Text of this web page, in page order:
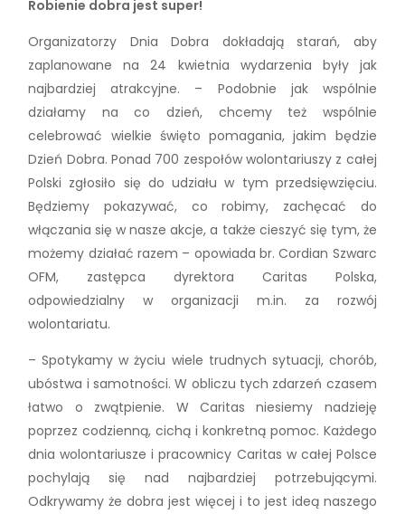
Robienie dobra jest super!
Organizatorzy Dnia Dobra dokładają starań, aby
zaplanowane na 24 kwietnia wydarzenia były jak
najbardziej atrakcyjne. – Podobnie jak wspólnie
działamy na co dzień, chcemy też wspólnie
celebrować wielkie święto pomagania, jakim będzie
Dzień Dobra. Ponad 700 zespołów wolontariuszy z całej
Polski zgłosiło się do udziału w tym przedsięwzięciu.
Będziemy pokazywać, co robimy, zachęcać do
włączania się w nasze akcje, a także cieszyć się tym, że
możemy działać razem – opowiada br. Cordian Szwarc
OFM, zastępca dyrektora Caritas Polska,
odpowiedzialny w organizacji m.in. za rozwój
wolontariatu.
– Spotykamy w życiu wiele trudnych sytuacji, chorób,
ubóstwa i samotności. W obliczu tych zdarzeń czasem
łatwo o zwątpienie. W Caritas niesiemy nadzieję
poprzez codzienną, cichą i konkretną pomoc. Każdego
dnia wolontariusze i pracownicy Caritas w całej Polsce
pochylają się nad najbardziej potrzebującymi.
Odkrywamy że dobra jest więcej i to jest ideą naszego